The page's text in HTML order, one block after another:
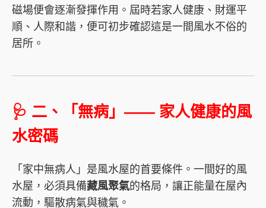
磁場便會逐漸發揮作用。屆時若家人健康、財運平
順、人際和諧，便可初步確認這是一間風水不俗的
居所。
🩺 二、「無病」—— 家人健康的風
水密碼
「家中無病人」是風水屋的首要條件。一間好的風
水屋，必須具備藏風聚氣的格局，讓正能量在屋內
流動，驅散病氣與穢氣。